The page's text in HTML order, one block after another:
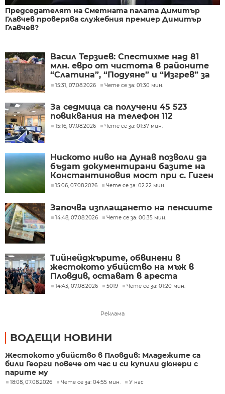
Председателят на Сметната палата Димитър
Главчев проверява служебния премиер Димитър
Главчев?
Васил Терзиев: Спестихме над 81
млн. евро от чистота в районите
“Слатина”, “Подуяне” и “Изгрев” за
следващите 5 години
15:31, 07.08.2026 Чете се за: 01:30 мин.
За седмица са получени 45 523
повиквания на телефон 112
15:16, 07.08.2026 Чете се за: 01:37 мин.
Ниското ниво на Дунав позволи да
бъдат документирани базите на
Константиновия мост при с. Гиген
15:06, 07.08.2026 Чете се за: 02:22 мин.
Започва изплащането на пенсиите
14:48, 07.08.2026 Чете се за: 00:35 мин.
Тийнейджърите, обвинени в
жестокото убийство на мъж в
Пловдив, остават в ареста
14:43, 07.08.2026 5019 Чете се за: 01:20 мин.
Реклама
ВОДЕЩИ НОВИНИ
Жестокото убийство в Пловдив: Младежите са
били Георги повече от час и си купили дюнери с
парите му
18:08, 07.08.2026 Чете се за: 04:55 мин. У нас